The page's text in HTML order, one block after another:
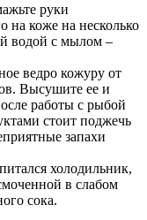
руки
на коже на несколько
водой с мылом –
ведро кожуру от
Высушите ее и
работы с рыбой
стоит поджечь
запахи
холодильник,
в слабом
сока.